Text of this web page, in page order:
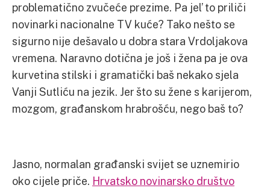
problematično zvučeće prezime. Pa jel’ to priliči
novinarki nacionalne TV kuće? Tako nešto se
sigurno nije dešavalo u dobra stara Vrdoljakova
vremena. Naravno dotična je još i žena pa je ova
kurvetina stilski i gramatički baš nekako sjela
Vanji Sutliću na jezik. Jer što su žene s karijerom,
mozgom, građanskom hrabrošću, nego baš to?
Jasno, normalan građanski svijet se uznemirio
oko cijele priče. Hrvatsko novinarsko društvo